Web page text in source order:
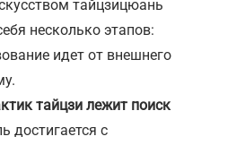
тайцзицюань
несколько этапов:
идет от внешнего
тайцзи лежит поиск
достигается с